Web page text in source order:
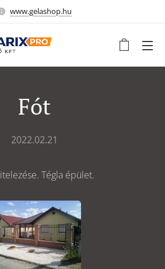
www.gelashop.hu
Fót
2022.02.21
Tégla épület.